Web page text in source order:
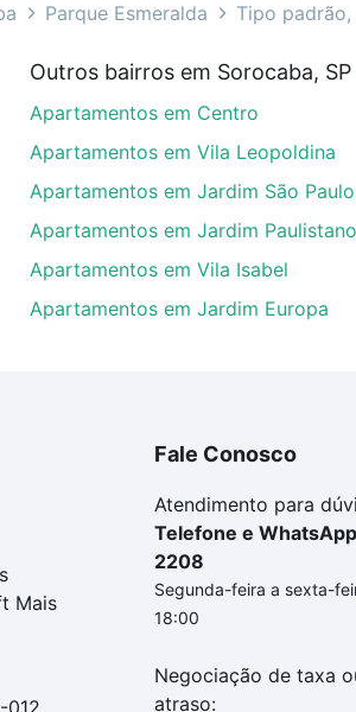
com 1 quarto à venda em
adequar ao seu orçamento. Se
e conte com a gente para
Parque Esmeralda Tipo
Outros bairros em Sorocaba, SP
Apartamentos em Centro
Apartamentos em Vila Leopoldina
Apartamentos em Jardim São Paulo
Apartamentos em Jardim Paulistano
Apartamentos em Vila Isabel
Apartamentos em Jardim Europa
Mais
012
Fale Conosco
Atendimento para
Telefone e
2208
Segunda-feira a sexta-
18:00
Negociação de taxa
atraso: